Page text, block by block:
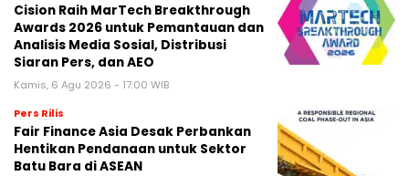
Cision Raih MarTech Breakthrough
Awards 2026 untuk Pemantauan dan
Analisis Media Sosial, Distribusi
Siaran Pers, dan AEO
Kamis, 6 Agu 2026 - 17:00 WIB
Pers Rilis
Fair Finance Asia Desak Perbankan
Hentikan Pendanaan untuk Sektor
Batu Bara di ASEAN